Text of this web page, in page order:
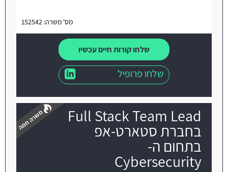
מס' משרה: 152542
שלחו קורות חיים עכשיו
שלחו פרופיל
Full Stack Team Lead
בחברת סטארט-אפ
בתחום ה-
Cybersecurity